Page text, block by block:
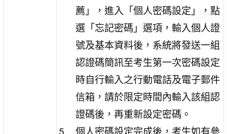
薦」，進入「個人密碼設定」，點
選「忘記密碼」選項，輸入個人證
號及基本資料後，系統將發送一組
認證碼簡訊至考生第一次密碼設定
時自行輸入之行動電話及電子郵件
信箱，請於限定時間內輸入該組認
證碼後，再重新設定密碼。